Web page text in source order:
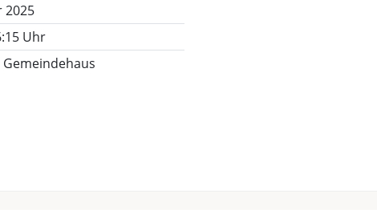
2025
Uhr
Gemeindehaus